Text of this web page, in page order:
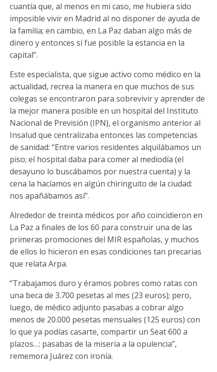
cuantía que, al menos en mi caso, me hubiera sido
imposible vivir en Madrid al no disponer de ayuda de
la familia; en cambio, en La Paz daban algo más de
dinero y entonces sí fue posible la estancia en la
capital”.
Este especialista, que sigue activo como médico en la
actualidad, recrea la manera en que muchos de sus
colegas se encontraron para sobrevivir y aprender de
la mejor manera posible en un hospital del Instituto
Nacional de Previsión (IPN), el organismo anterior al
Insalud que centralizaba entonces las competencias
de sanidad: “Entre varios residentes alquilábamos un
piso; el hospital daba para comer al mediodía (el
desayuno lo buscábamos por nuestra cuenta) y la
cena la hacíamos en algún chiringuito de la ciudad:
nos apañábamos así”.
Alrededor de treinta médicos por año coincidieron en
La Paz a finales de los 60 para construir una de las
primeras promociones del MIR españolas, y muchos
de ellos lo hicieron en esas condiciones tan precarias
que relata Arpa.
“Trabajamos duro y éramos pobres como ratas con
una beca de 3.700 pesetas al mes (23 euros); pero,
luego, de médico adjunto pasabas a cobrar algo
menos de 20.000 pesetas mensuales (125 euros) con
lo que ya podías casarte, compartir un Seat 600 a
plazos…: pasabas de la miseria a la opulencia”,
rememora Juárez con ironía.